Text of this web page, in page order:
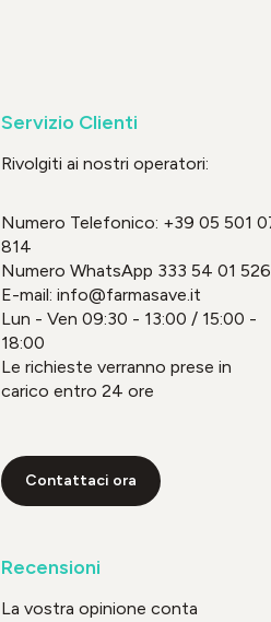
Servizio Clienti
Rivolgiti ai nostri operatori:
Numero Telefonico: +39 05 501
814
Numero WhatsApp 333 54 01 526
E-mail: info@farmasave.it
Lun - Ven 09:30 - 13:00 / 15:00 -
18:00
Le richieste verranno prese in
carico entro 24 ore
Contattaci ora
Recensioni
La vostra opinione conta